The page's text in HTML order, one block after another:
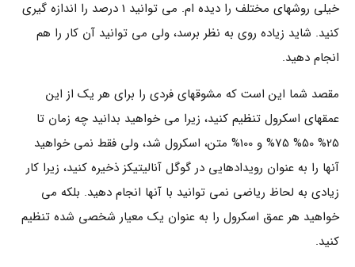
خیلی روشهای مختلف را دیده ام. می توانید 1 درصد را اندازه گیری
کنید. شاید زیاده روی به نظر برسد، ولی می توانید آن کار را هم
انجام دهید.
مقصد شما این است که مشوقهای فردی را برای هر یک از این
عمقهای اسکرول تنظیم کنید، زیرا می خواهید بدانید چه زمان تا
25% 50% 75% و 100% متن، اسکرول شد، ولی فقط نمی خواهید
آنها را به عنوان رویدادهایی در گوگل آنالیتیکز ذخیره کنید، زیرا کار
زیادی به لحاظ ریاضی نمی توانید با آنها انجام دهید. بلکه می
خواهید هر عمق اسکرول را به عنوان یک معیار شخصی شده تنظیم
کنید.